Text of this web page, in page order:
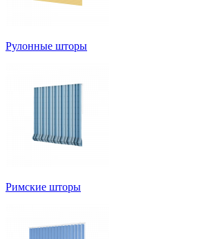
Рулонные шторы
Римские шторы